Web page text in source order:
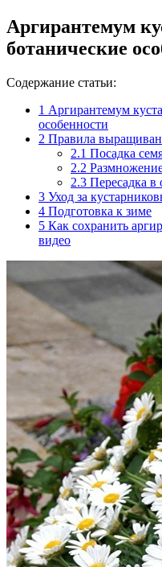
Аргирантемум
ботанические
Содержание статьи:
1 Аргирантемум
особенности
2 Правила
2.1 Посадка
2.2
2.3 Пересадка в
3 Уход за
4 Подготовка к зиме
5 Как сохранить
видео